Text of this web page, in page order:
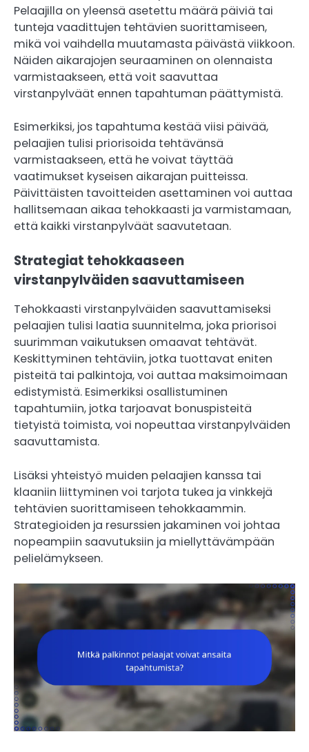
Pelaajilla on yleensä asetettu määrä päiviä tai
tunteja vaadittujen tehtävien suorittamiseen,
mikä voi vaihdella muutamasta päivästä viikkoon.
Näiden aikarajojen seuraaminen on olennaista
varmistaakseen, että voit saavuttaa
virstanpylväät ennen tapahtuman päättymistä.
Esimerkiksi, jos tapahtuma kestää viisi päivää,
pelaajien tulisi priorisoida tehtävänsä
varmistaakseen, että he voivat täyttää
vaatimukset kyseisen aikarajan puitteissa.
Päivittäisten tavoitteiden asettaminen voi auttaa
hallitsemaan aikaa tehokkaasti ja varmistamaan,
että kaikki virstanpylväät saavutetaan.
Strategiat tehokkaaseen
virstanpylväiden saavuttamiseen
Tehokkaasti virstanpylväiden saavuttamiseksi
pelaajien tulisi laatia suunnitelma, joka priorisoi
suurimman vaikutuksen omaavat tehtävät.
Keskittyminen tehtäviin, jotka tuottavat eniten
pisteitä tai palkintoja, voi auttaa maksimoimaan
edistymistä. Esimerkiksi osallistuminen
tapahtumiin, jotka tarjoavat bonuspisteitä
tietyistä toimista, voi nopeuttaa virstanpylväiden
saavuttamista.
Lisäksi yhteistyö muiden pelaajien kanssa tai
klaaniin liittyminen voi tarjota tukea ja vinkkejä
tehtävien suorittamiseen tehokkaammin.
Strategioiden ja resurssien jakaminen voi johtaa
nopeampiin saavutuksiin ja miellyttävämpään
pelielämykseen.